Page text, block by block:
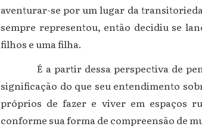
aventurar-se por um lugar da
sempre representou, então decidiu se
filhos e uma filha.
É a partir dessa perspectiva de
significação do que seu entendimento
próprios de fazer e viver em espaços
conforme sua forma de compreensão de